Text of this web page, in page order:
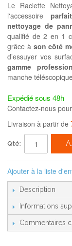
Le Raclette
l'accessoireparfait
nettoyage de
qualifié de 2 en 1
grâce à son côté
d’essuyer vos
gamme
manche
Expédié sous 48h
Contactez-nous
Livraison à partir de
Qté:
Ajouter à la liste
Description
Informations
Commentaires